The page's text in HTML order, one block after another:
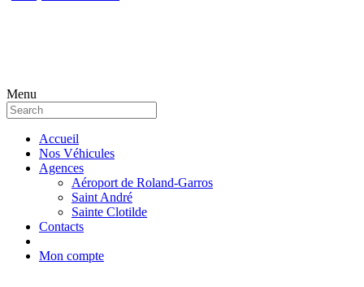
Menu
Accueil
Nos Véhicules
Agences
Aéroport de Roland-Garros
Saint André
Sainte Clotilde
Contacts
Mon compte